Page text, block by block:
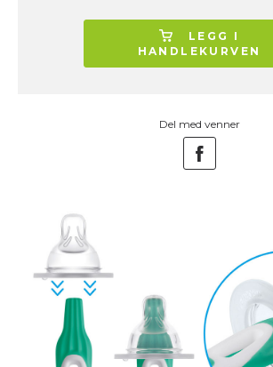
LEGG I
HANDLEKURVEN
Del med venner